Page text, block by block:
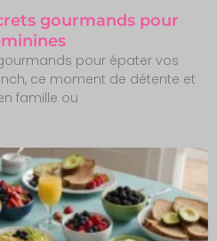
gourmands pour
pour épater vos
ce moment de détente et
famille ou